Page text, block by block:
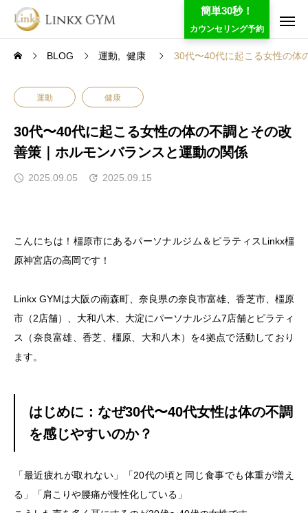
簡単30秒！
カウンセリング予約
BLOG 運動 健康 30代〜40代に起こる女性の体
運動 健康
30代〜40代に起こる女性の体の不調とその改
善策｜ホルモンバランスと運動の関係
2025.09.05 2025.09.15
こんにちは！橿原市にあるパーソナルジム＆ピラティスLinkx橿
原神宮店の高岡です！
Linkx GYMは大阪の南森町、奈良県の奈良市富雄、香芝市、橿原
市（2店舗）、大和八木、大淀にパーソナルジム7店舗とピラティ
ス（奈良富雄、香芝、橿原、大和八木）を4拠点で活動しており
ます。
はじめに：なぜ30代〜40代女性は体の不調
を感じやすいのか？
「最近疲れが取れない」「20代の頃と同じ食事でも体重が増え
る」「肩こりや腰痛が慢性化している」